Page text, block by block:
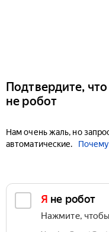
Подтвердите,
не робот
Нам очень жаль, но
автоматические.
Почему
Я не робот
Нажмите,